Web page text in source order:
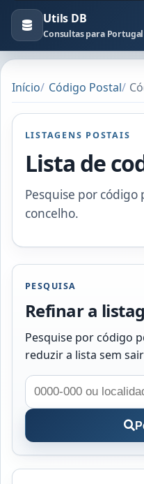
Utils DB
Consultas para Portugal
Início Código Postal
LISTAGENS POSTAIS
Lista de
Pesquise por código
concelho.
PESQUISA
Refinar a
Pesquise por código
reduzir a lista sem